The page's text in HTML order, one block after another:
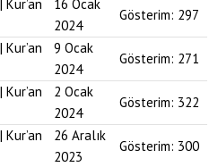
16 Ocak
2024
Gösterim: 297
9 Ocak
2024
Gösterim: 271
2 Ocak
2024
Gösterim: 322
26 Aralık
2023
Gösterim: 300